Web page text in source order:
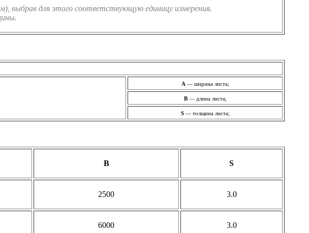
выбрав для этого соответствующую единицу измерения.
A — ширина листа;
В — длина листа;
S— толщина листа;
В S
2500 3.0
6000 3.0